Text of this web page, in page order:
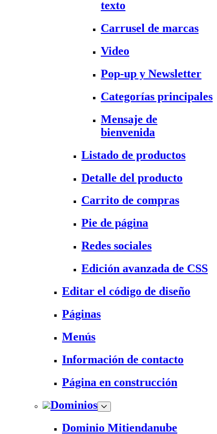
texto
Carrusel de marcas
Video
Pop-up y Newsletter
Categorías principales
Mensaje de
bienvenida
Listado de productos
Detalle del producto
Carrito de compras
Pie de página
Redes sociales
Edición avanzada de CSS
Editar el código de diseño
Páginas
Menús
Información de contacto
Página en construcción
Dominios
Dominio Mitiendanube